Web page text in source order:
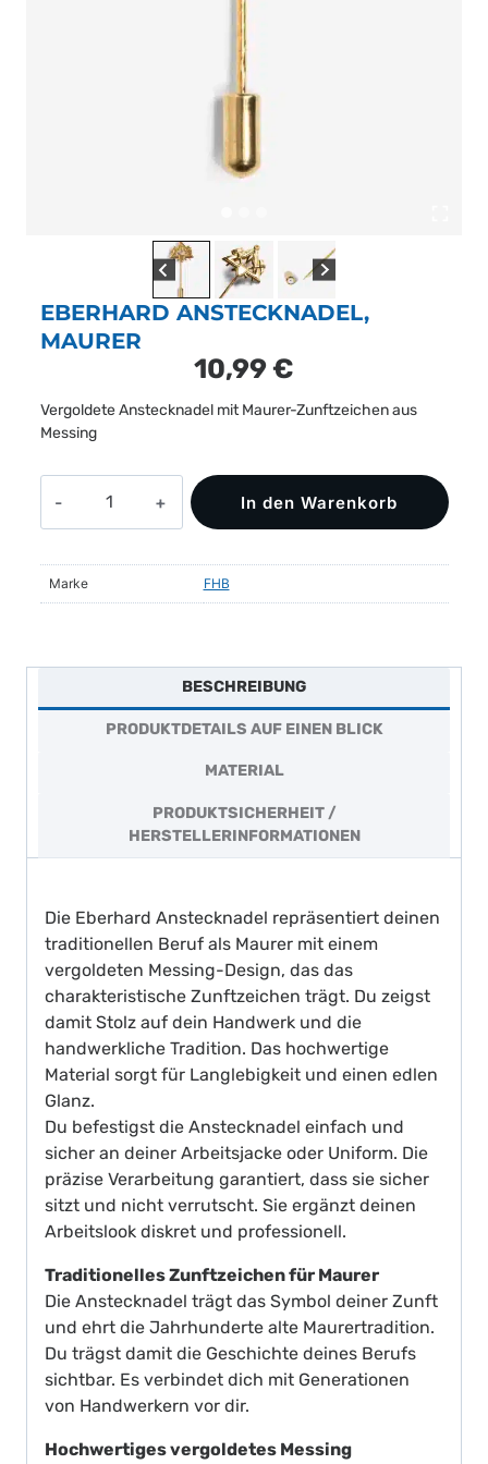
EBERHARD ANSTECKNADEL,
MAURER
10,99€
Vergoldete Anstecknadel mit Maurer-Zunftzeichen aus
Messing
Anstecknadel,
Menge
In den Warenkorb
Marke FHB
BESCHREIBUNG
PRODUKTDETAILS AUF EINEN BLICK
MATERIAL
PRODUKTSICHERHEIT /
HERSTELLERINFORMATIONEN
Die Eberhard Anstecknadel repräsentiert deinen
traditionellen Beruf als Maurer mit einem
vergoldeten Messing-Design, das das
charakteristische Zunftzeichen trägt. Du zeigst
damit Stolz auf dein Handwerk und die
handwerkliche Tradition. Das hochwertige
Material sorgt für Langlebigkeit und einen edlen
Glanz.
Du befestigst die Anstecknadel einfach und
sicher an deiner Arbeitsjacke oder Uniform. Die
präzise Verarbeitung garantiert, dass sie sicher
sitzt und nicht verrutscht. Sie ergänzt deinen
Arbeitslook diskret und professionell.
Traditionelles Zunftzeichen für Maurer
Die Anstecknadel trägt das Symbol deiner Zunft
und ehrt die Jahrhunderte alte Maurertradition.
Du trägst damit die Geschichte deines Berufs
sichtbar. Es verbindet dich mit Generationen
von Handwerkern vor dir.
Hochwertiges vergoldetes Messing